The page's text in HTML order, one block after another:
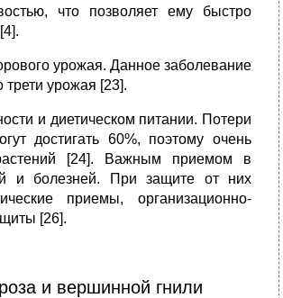
что позволяет ему быстро
урожая. Данное заболевание
урожая [23].
и диетическом питании. Потери
достигать 60%, поэтому очень
[24]. Важным приемом в
и болезней. При защите от них
приемы, организационно-
[26].
и вершинной гнили